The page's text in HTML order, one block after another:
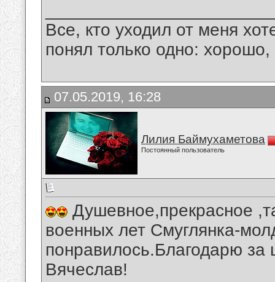
Все, кто уходил от меня
понял только одно:
07.05.2019, 16:28
Лилия Баймухаметова
Постоянный пользователь
Душевное,прекрасное
военных лет Смуглянка-
понравилось.Благодарю
Вячеслав!